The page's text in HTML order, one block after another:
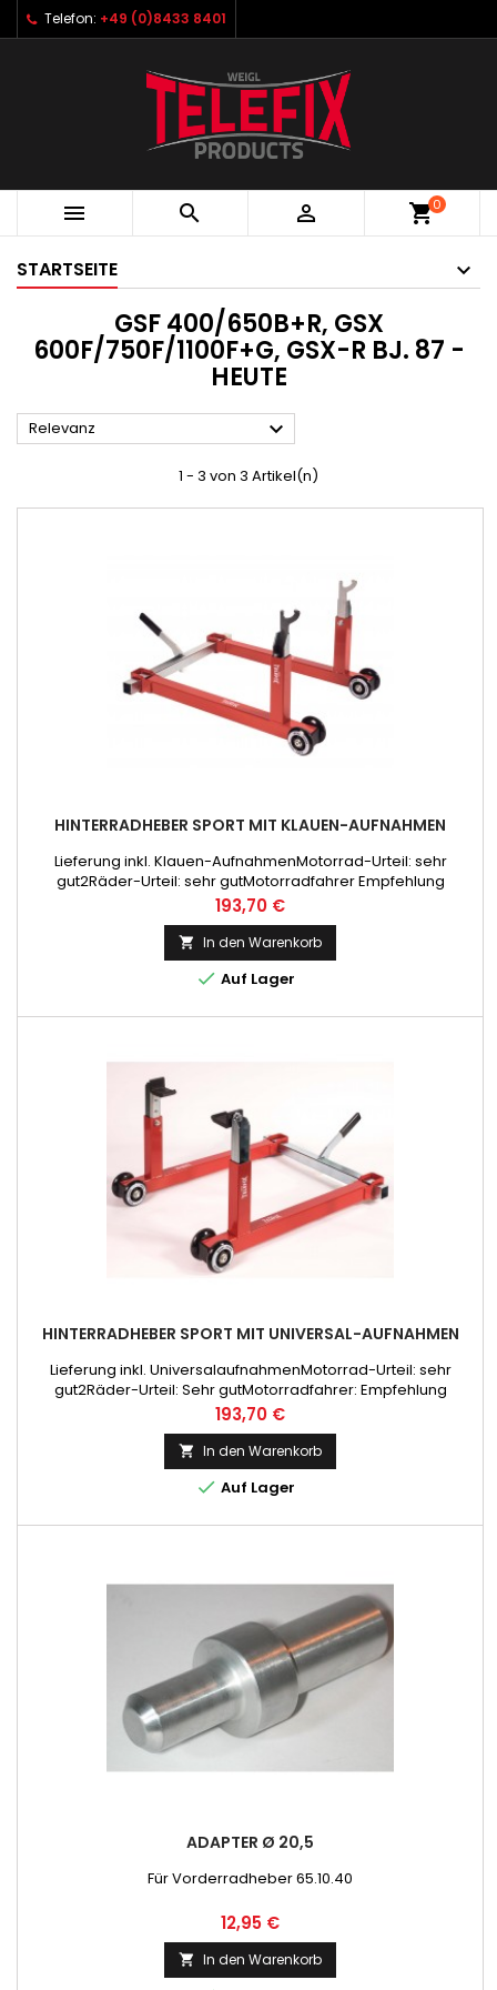
Telefon: +49 (0)8433 8401
   shopping_cart0
STARTSEITE
GSF 400/650B+R, GSX
600F/750F/1100F+G, GSX-R BJ. 87 -
HEUTE
Relevanz 
1 - 3 von 3 Artikel(n)
HINTERRADHEBER SPORT MIT KLAUEN-AUFNAHMEN
Lieferung inkl. Klauen-AufnahmenMotorrad-Urteil: sehr
gut2Räder-Urteil: sehr gutMotorradfahrer Empfehlung
Preis
193,70 €
 In den Warenkorb
 Auf Lager
HINTERRADHEBER SPORT MIT UNIVERSAL-AUFNAHMEN
Lieferung inkl. UniversalaufnahmenMotorrad-Urteil: sehr
gut2Räder-Urteil: Sehr gutMotorradfahrer: Empfehlung
Preis
193,70 €
 In den Warenkorb
 Auf Lager
ADAPTER Ø 20,5
Für Vorderradheber 65.10.40
Preis
12,95 €
 In den Warenkorb